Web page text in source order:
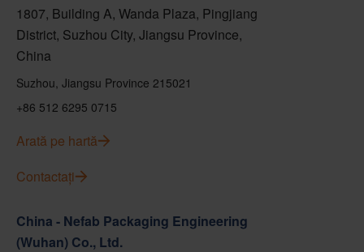
1807, Building A, Wanda Plaza, Pingjiang
District, Suzhou City, Jiangsu Province,
China
Suzhou, Jiangsu Province 215021
+86 512 6295 0715
Arată pe hartă
Contactați
China - Nefab Packaging Engineering
(Wuhan) Co., Ltd.